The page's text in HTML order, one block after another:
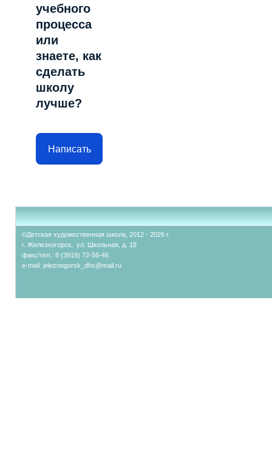
учебного
процесса
или
знаете, как
сделать
школу
лучше?
Написать
©Детская художественная школа, 2012 - 2026 г.
г. Железногорск, ул. Школьная, д. 18
факс/тел.: 8 (3919) 72-56-46
e-mail: jeleznogorsk_dhs@mail.ru